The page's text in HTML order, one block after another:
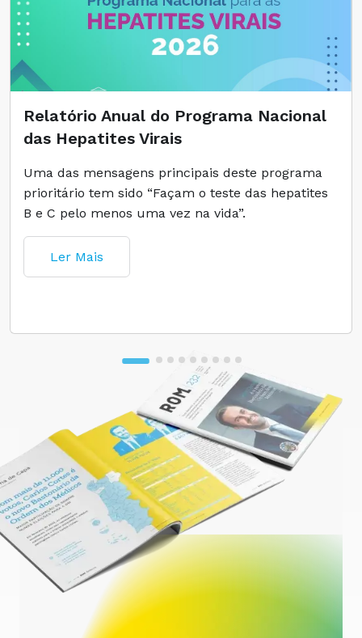
Relatório Anual do Programa Nacional
das Hepatites Virais
Uma das mensagens principais deste programa
prioritário tem sido “Façam o teste das hepatites
B e C pelo menos uma vez na vida”.
Ler Mais